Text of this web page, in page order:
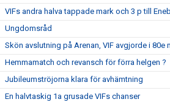
VIFs andra halva tappade mark och 3 p till
Ungdomsråd
Skön avslutning på Arenan, VIF avgjorde i 80e
Hemmamatch och revansch för förra helgen ?
Jubileumströjorna klara för avhämtning
En halvtaskig 1a grusade VIFs chanser